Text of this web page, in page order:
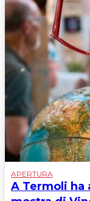
APERTURA
A Termoli ha